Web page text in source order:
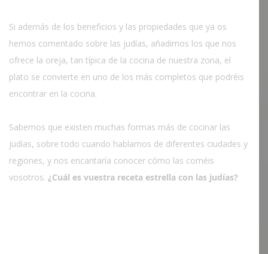
Si además de los beneficios y las propiedades que ya os
hemos comentado sobre las judías, añadimos los que nos
ofrece la oreja, tan típica de la cocina de nuestra zona, el
plato se convierte en uno de los más completos que podréis
encontrar en la cocina.
Sabemos que existen muchas formas más de cocinar las
judías, sobre todo cuando hablamos de diferentes ciudades y
regiones, y nos encantaría conocer cómo las coméis
vosotros. ¿Cuál es vuestra receta estrella con las judías?